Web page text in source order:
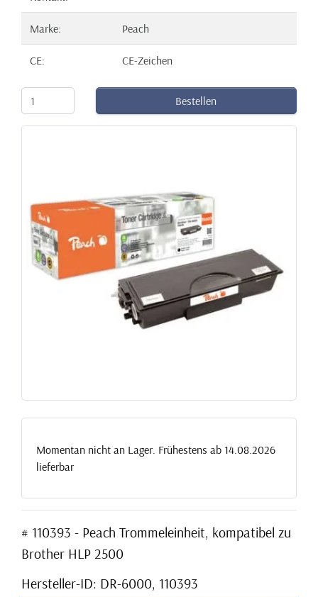
Marke: Peach
CE: CE-Zeichen
Bestellen
Momentan nicht an Lager. Frühestens ab 14.08.2026
lieferbar
# 110393 - Peach Trommeleinheit, kompatibel zu
Brother HLP 2500
Hersteller-ID: DR-6000, 110393